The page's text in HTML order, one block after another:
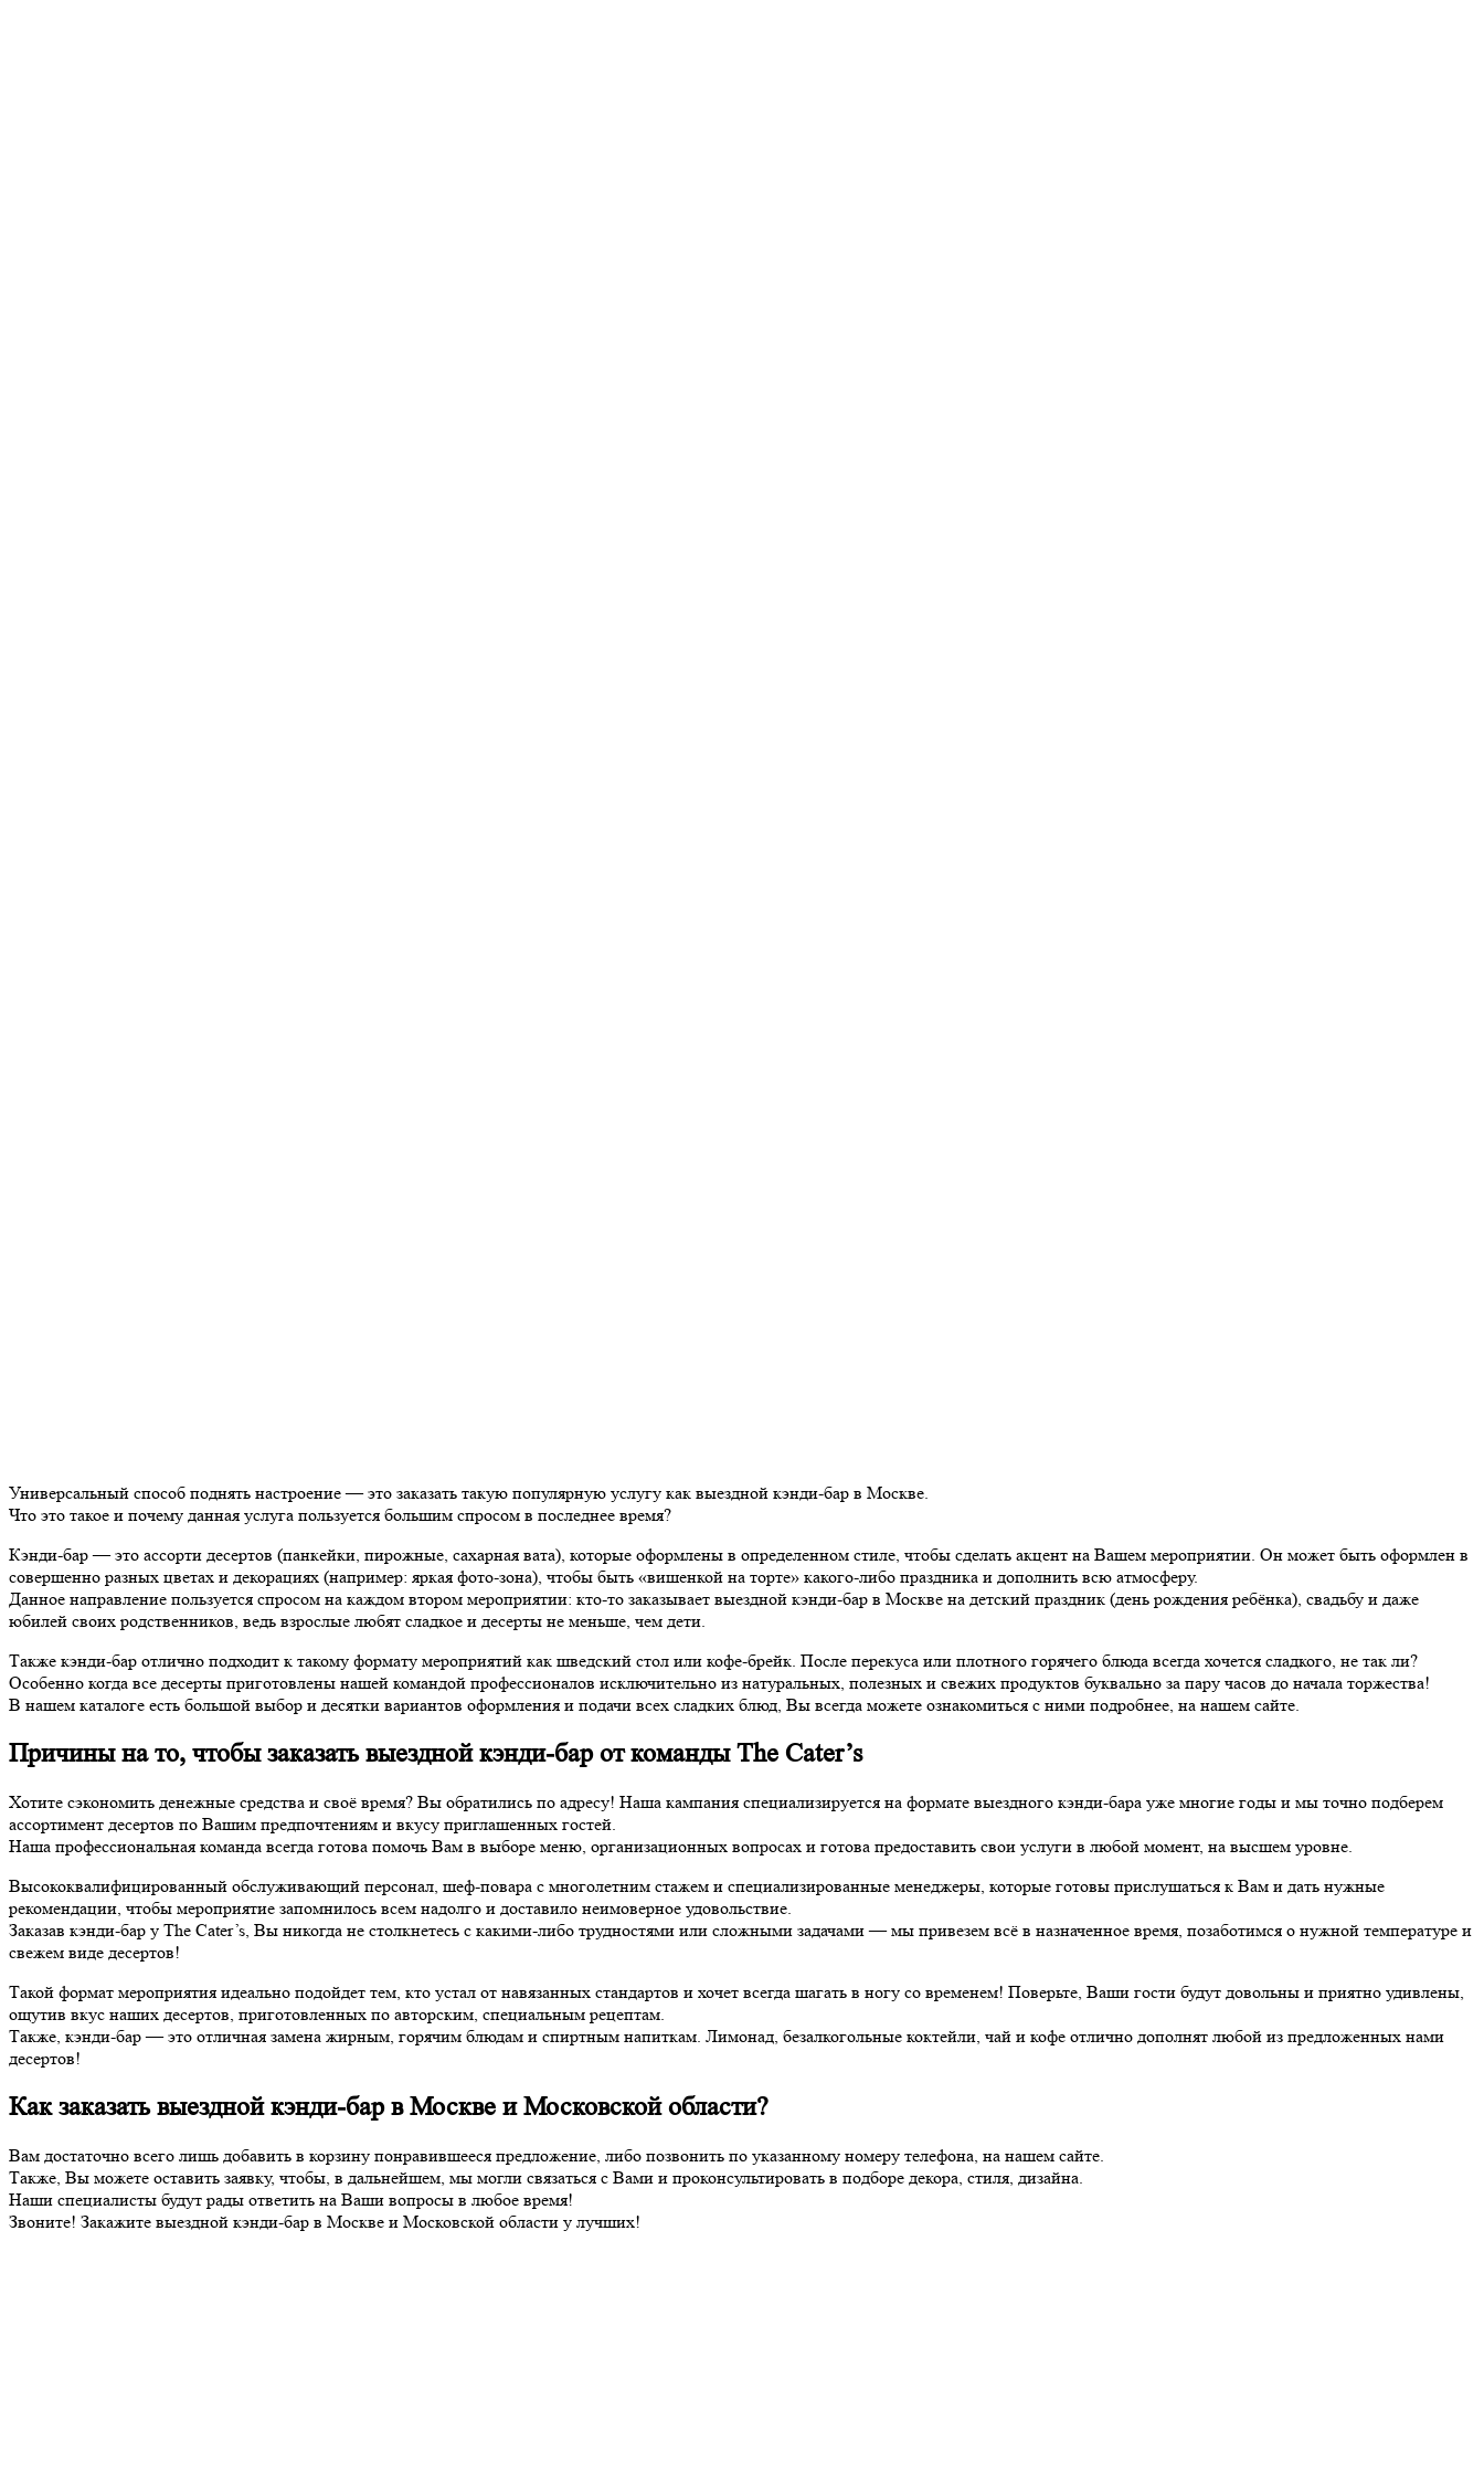
Универсальный способ поднять настроение — это заказать такую популярную услугу как выездной кэнди-бар в Москве.
Что это такое и почему данная услуга пользуется большим спросом в последнее время?
Кэнди-бар — это ассорти десертов (панкейки, пирожные, сахарная вата), которые оформлены в определенном стиле, чтобы сделать акцент на Вашем мероприятии. Он может быть оформлен в
совершенно разных цветах и декорациях (например: яркая фото-зона), чтобы быть «вишенкой на торте» какого-либо праздника и дополнить всю атмосферу.
Данное направление пользуется спросом на каждом втором мероприятии: кто-то заказывает выездной кэнди-бар в Москве на детский праздник (день рождения ребёнка), свадьбу и даже
юбилей своих родственников, ведь взрослые любят сладкое и десерты не меньше, чем дети.
Также кэнди-бар отлично подходит к такому формату мероприятий как шведский стол или кофе-брейк. После перекуса или плотного горячего блюда всегда хочется сладкого, не так ли?
Особенно когда все десерты приготовлены нашей командой профессионалов исключительно из натуральных, полезных и свежих продуктов буквально за пару часов до начала торжества!
В нашем каталоге есть большой выбор и десятки вариантов оформления и подачи всех сладких блюд, Вы всегда можете ознакомиться с ними подробнее, на нашем сайте.
Причины на то, чтобы заказать выездной кэнди-бар от команды The Cater’s
Хотите сэкономить денежные средства и своё время? Вы обратились по адресу! Наша кампания специализируется на формате выездного кэнди-бара уже многие годы и мы точно подберем
ассортимент десертов по Вашим предпочтениям и вкусу приглашенных гостей.
Наша профессиональная команда всегда готова помочь Вам в выборе меню, организационных вопросах и готова предоставить свои услуги в любой момент, на высшем уровне.
Высококвалифицированный обслуживающий персонал, шеф-повара с многолетним стажем и специализированные менеджеры, которые готовы прислушаться к Вам и дать нужные
рекомендации, чтобы мероприятие запомнилось всем надолго и доставило неимоверное удовольствие.
Заказав кэнди-бар у The Cater’s, Вы никогда не столкнетесь с какими-либо трудностями или сложными задачами — мы привезем всё в назначенное время, позаботимся о нужной температуре и
свежем виде десертов!
Такой формат мероприятия идеально подойдет тем, кто устал от навязанных стандартов и хочет всегда шагать в ногу со временем! Поверьте, Ваши гости будут довольны и приятно удивлены,
ощутив вкус наших десертов, приготовленных по авторским, специальным рецептам.
Также, кэнди-бар — это отличная замена жирным, горячим блюдам и спиртным напиткам. Лимонад, безалкогольные коктейли, чай и кофе отлично дополнят любой из предложенных нами
десертов!
Как заказать выездной кэнди-бар в Москве и Московской области?
Вам достаточно всего лишь добавить в корзину понравившееся предложение, либо позвонить по указанному номеру телефона, на нашем сайте.
Также, Вы можете оставить заявку, чтобы, в дальнейшем, мы могли связаться с Вами и проконсультировать в подборе декора, стиля, дизайна.
Наши специалисты будут рады ответить на Ваши вопросы в любое время!
Звоните! Закажите выездной кэнди-бар в Москве и Московской области у лучших!